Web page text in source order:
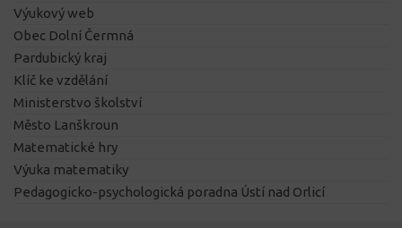
Výukový web
Obec Dolní Čermná
Pardubický kraj
Klíč ke vzdělání
Ministerstvo školství
Město Lanškroun
Matematické hry
Výuka matematiky
Pedagogicko-psychologická poradna Ústí nad Orlicí